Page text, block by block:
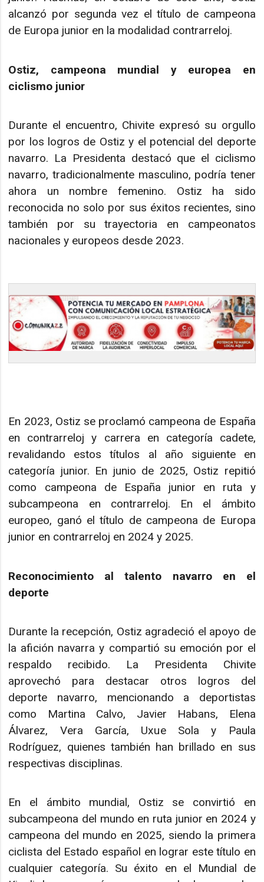
alcanzó por segunda vez el título de campeona
de Europa junior en la modalidad contrarreloj.
Ostiz, campeona mundial y europea en
ciclismo junior
Durante el encuentro, Chivite expresó su orgullo
por los logros de Ostiz y el potencial del deporte
navarro. La Presidenta destacó que el ciclismo
navarro, tradicionalmente masculino, podría tener
ahora un nombre femenino. Ostiz ha sido
reconocida no solo por sus éxitos recientes, sino
también por su trayectoria en campeonatos
nacionales y europeos desde 2023.
En 2023, Ostiz se proclamó campeona de España
en contrarreloj y carrera en categoría cadete,
revalidando estos títulos al año siguiente en
categoría junior. En junio de 2025, Ostiz repitió
como campeona de España junior en ruta y
subcampeona en contrarreloj. En el ámbito
europeo, ganó el título de campeona de Europa
junior en contrarreloj en 2024 y 2025.
Reconocimiento al talento navarro en el
deporte
Durante la recepción, Ostiz agradeció el apoyo de
la afición navarra y compartió su emoción por el
respaldo recibido. La Presidenta Chivite
aprovechó para destacar otros logros del
deporte navarro, mencionando a deportistas
como Martina Calvo, Javier Habans, Elena
Álvarez, Vera García, Uxue Sola y Paula
Rodríguez, quienes también han brillado en sus
respectivas disciplinas.
En el ámbito mundial, Ostiz se convirtió en
subcampeona del mundo en ruta junior en 2024 y
campeona del mundo en 2025, siendo la primera
ciclista del Estado español en lograr este título en
cualquier categoría. Su éxito en el Mundial de